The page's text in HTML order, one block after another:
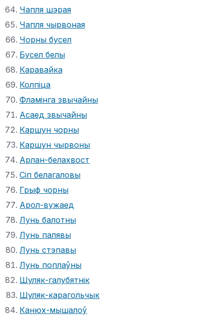
Чапля шэрая
Чапля чырвоная
Чорны бусел
Бусел белы
Каравайка
Колпіца
Фламінга звычайны
Асаед звычайны
Каршун чорны
Каршун чырвоны
Арлан-белахвост
Сіп белагаловы
Грыф чорны
Арол-вужаед
Лунь балотны
Лунь палявы
Лунь стэпавы
Лунь поплаўны
Шуляк-галубятнік
Шуляк-карагольчык
Канюх-мышалоў